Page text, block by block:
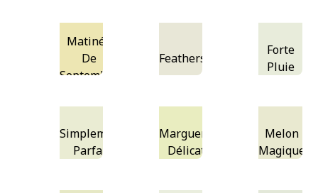
Matinée
De
Septembre
Featherstone
Forte
Pluie
Simplement
Parfait
Marguerite
Délicate
Melon
Magique